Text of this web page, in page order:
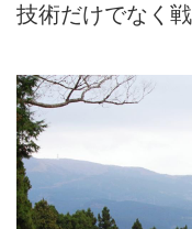
技術だけでなく